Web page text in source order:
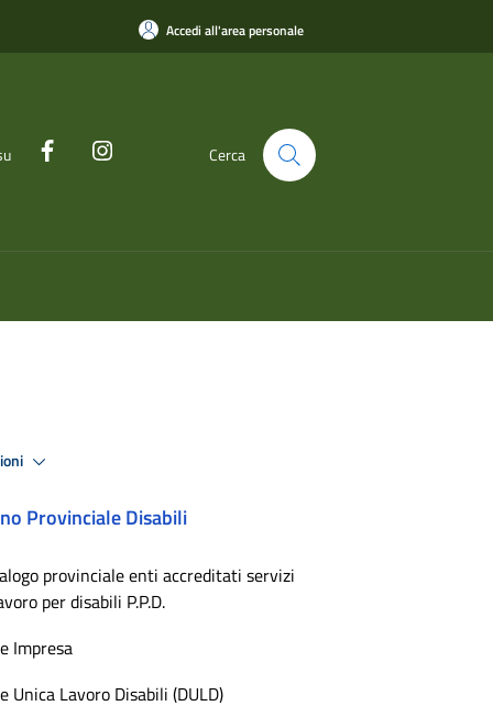
Accedi all'area personale
Cerca
Provinciale Disabili
provinciale enti accreditati servizi
per disabili P.P.D.
Impresa
Unica Lavoro Disabili (DULD)